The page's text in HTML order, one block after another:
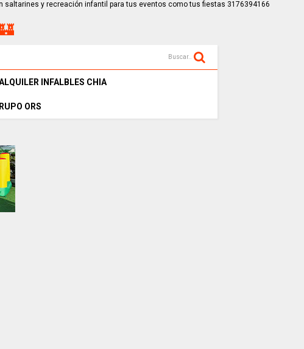
y recreación infantil para tus eventos como tus fiestas 3176394166
Buscar..
INFALBLES CHIA
ORS